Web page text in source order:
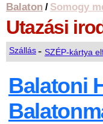
Balaton / Somogy
Utazási
Szállás- SZÉP-kártya
Balatoni